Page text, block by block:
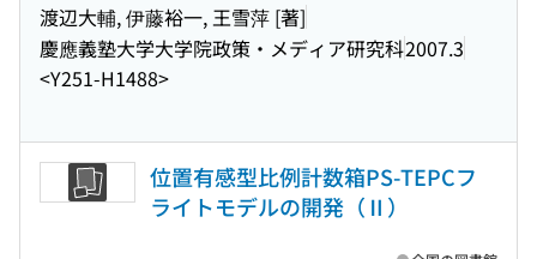
渡辺大輔, 伊藤裕一, 王雪萍 [著]
慶應義塾大学大学院政策・メディア研究科2007.3
<Y251-H1488>
位置有感型比例計数箱PS-TEPCフ
ライトモデルの開発（Ⅱ）